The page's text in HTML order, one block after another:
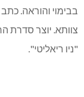
בבימוי והוראה.
צוותא. יוצר סדרת
"ניו ריאליטי".